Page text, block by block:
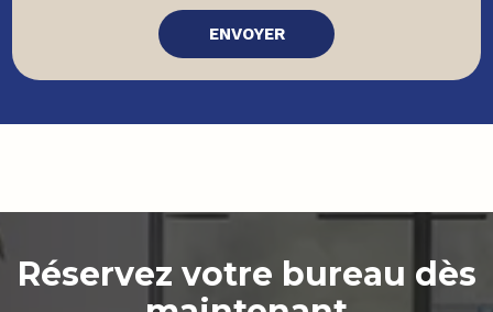
Réservez votre bureau dès